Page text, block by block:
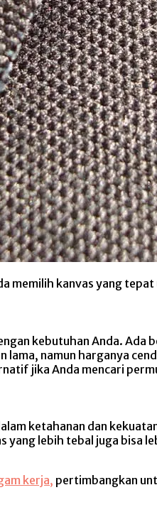
memilih kanvas yang
kebutuhan Anda. Ada
namun harganya
jika Anda mencari
ketahanan dan
lebih tebal juga bisa
kerja, pertimbangkan